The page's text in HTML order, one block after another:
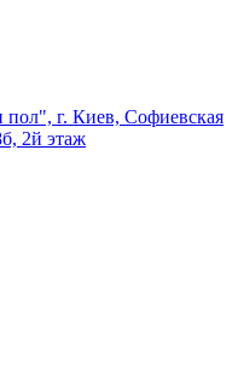
г. Киев, Софиевская
2й этаж